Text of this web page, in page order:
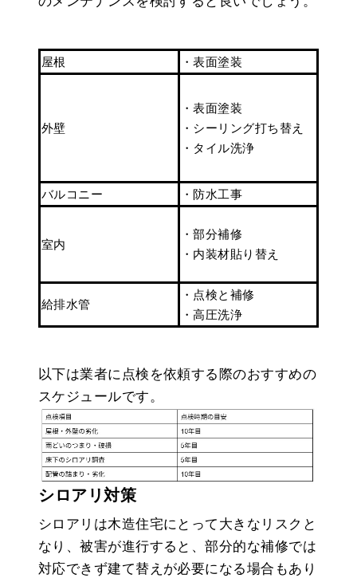
屋根 ・表面塗装
外壁
・表面塗装
・シーリング打ち替え
・タイル洗浄
バルコニー ・防水工事
室内
・部分補修
・内装材貼り替え
給排水管
・点検と補修
・高圧洗浄
以下は業者に点検を依頼する際のおすすめの
スケジュールです。
シロアリ対策
シロアリは木造住宅にとって大きなリスクと
なり、被害が進行すると、部分的な補修では
対応できず建て替えが必要になる場合もあり